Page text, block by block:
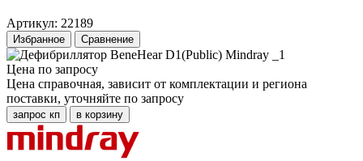
Артикул: 22189
Избранное Сравнение
Цена по запросу
Цена справочная, зависит от комплектации и региона
поставки, уточняйте по запросу
запрос кп в корзину